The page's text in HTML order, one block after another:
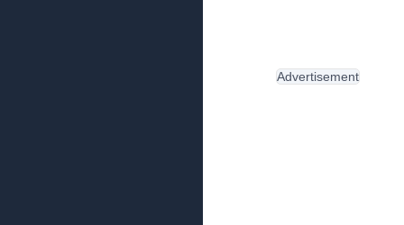
Advertisement